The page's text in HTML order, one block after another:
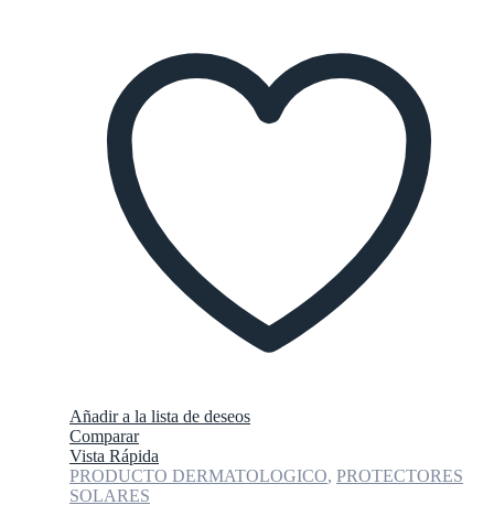
Añadir a la lista de deseos
Comparar
Vista Rápida
PRODUCTO DERMATOLOGICO, PROTECTORES
SOLARES